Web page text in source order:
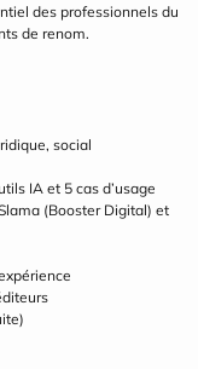
des professionnels du
de renom.
social
IA et 5 cas d’usage
(Booster Digital) et